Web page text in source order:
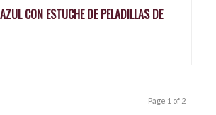
CON ESTUCHE DE PELADILLAS DE
Page 1 of 2